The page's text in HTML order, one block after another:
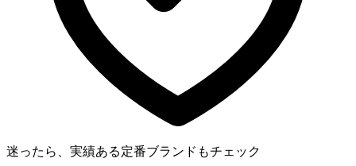
迷ったら、実績ある定番ブランドもチェック